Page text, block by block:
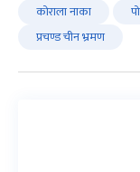
कोराला नाका
प्रचण्ड चीन भ्रमण